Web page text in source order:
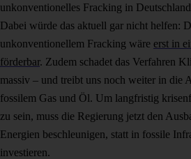
unkonventionelles Fracking in
Dabei würde das aktuell gar nicht helfen:
unkonventionellem Fracking wäre erst in
förderbar. Zudem schadet das Verfahren
massiv – und treibt uns noch weiter in die
fossilem Gas und Öl. Um langfristig
zu sein, muss die Regierung jetzt den
Energien beschleunigen, statt in fossile
investieren.